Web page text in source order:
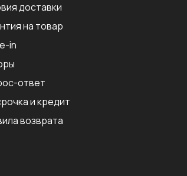
доставки
на товар
in
ответ
и кредит
возврата